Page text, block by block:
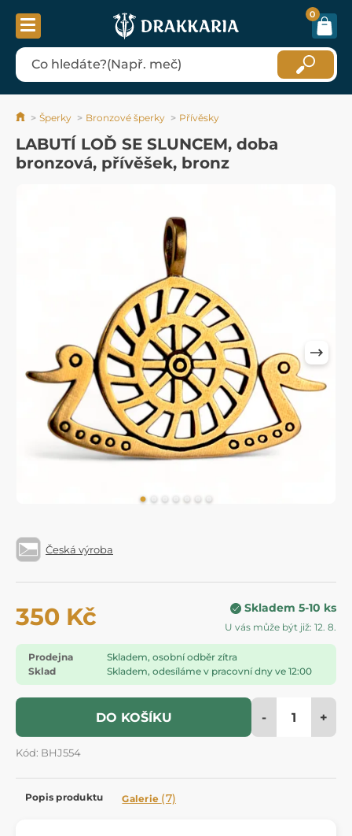
0
Šperky Bronzové šperky Přívěsky
LABUTÍ LOĎ SE SLUNCEM, doba
bronzová, přívěšek, bronz
Česká výroba
350 Kč Skladem 5-10 ks
U vás může být již: 12. 8.
Prodejna
Skladem, osobní odběr zítra
Sklad
Skladem, odesíláme v pracovní dny ve 12:00
DO KOŠÍKU - +
Kód: BHJ554
Popis produktu Galerie (7)